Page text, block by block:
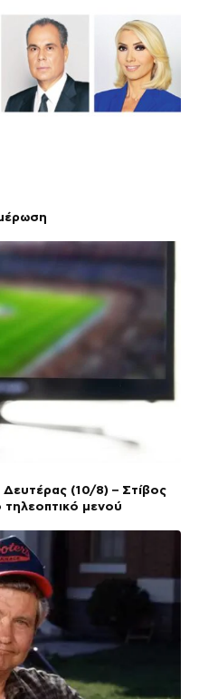
Δευτέρας (10/8) – Στίβος
τηλεοπτικό μενού